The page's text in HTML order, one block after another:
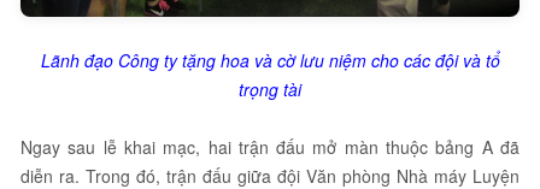
Lãnh đạo Công ty tặng hoa và cờ lưu niệm cho các đội và tổ
trọng tài
Ngay sau lễ khai mạc, hai trận đấu mở màn thuộc bảng A đã
diễn ra. Trong đó, trận đấu giữa đội Văn phòng Nhà máy Luyện